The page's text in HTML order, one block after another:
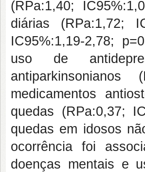
(RPa:1,40;
diárias (RPa:1,72;
IC95%:1,19-2,78;
uso de
antiparkinsonianos
medicamentos
quedas (RPa:0,37;
quedas em idosos
ocorrência foi
doenças mentais e